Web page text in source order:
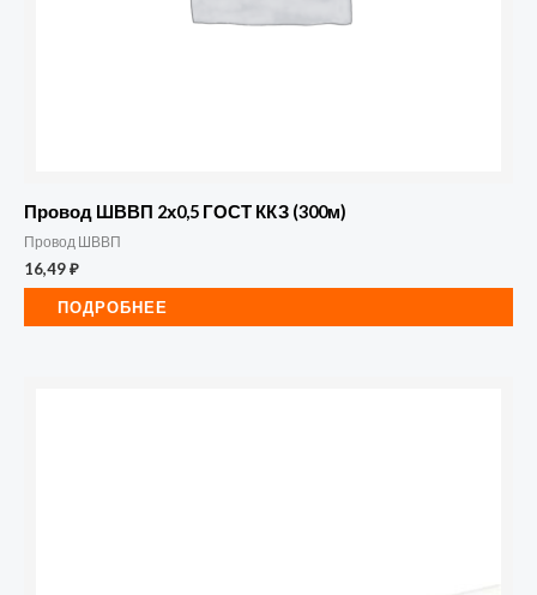
Провод ШВВП 2х0,5 ГОСТ ККЗ (300м)
Провод ШВВП
16,49₽
ПОДРОБНЕЕ